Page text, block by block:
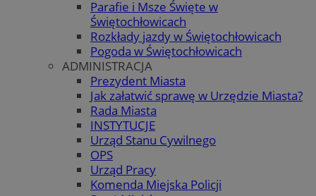
Parafie i Msze Święte w
Świętochłowicach
Rozkłady jazdy w Świętochłowicach
Pogoda w Świętochłowicach
ADMINISTRACJA
Prezydent Miasta
Jak załatwić sprawę w Urzędzie Miasta?
Rada Miasta
INSTYTUCJE
Urząd Stanu Cywilnego
OPS
Urząd Pracy
Komenda Miejska Policji